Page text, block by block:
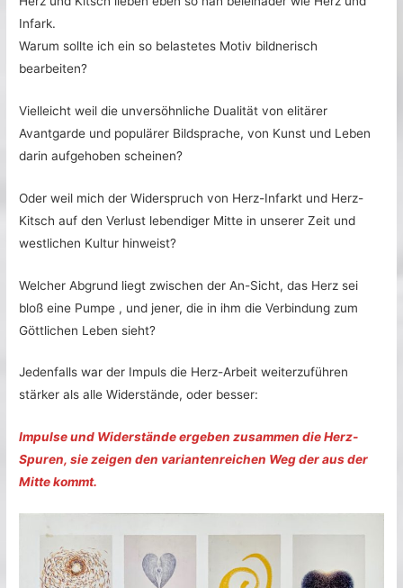
Infark.
Warum sollte ich ein so belastetes Motiv bildnerisch
bearbeiten?
Vielleicht weil die unversöhnliche Dualität von elitärer
Avantgarde und populärer Bildsprache, von Kunst und Leben
darin aufgehoben scheinen?
Oder weil mich der Widerspruch von Herz-Infarkt und Herz-
Kitsch auf den Verlust lebendiger Mitte in unserer Zeit und
westlichen Kultur hinweist?
Welcher Abgrund liegt zwischen der An-Sicht, das Herz sei
bloß eine Pumpe , und jener, die in ihm die Verbindung zum
Göttlichen Leben sieht?
Jedenfalls war der Impuls die Herz-Arbeit weiterzuführen
stärker als alle Widerstände, oder besser:
Impulse und Widerstände ergeben zusammen die Herz-
Spuren, sie zeigen den variantenreichen Weg der aus der
Mitte kommt.